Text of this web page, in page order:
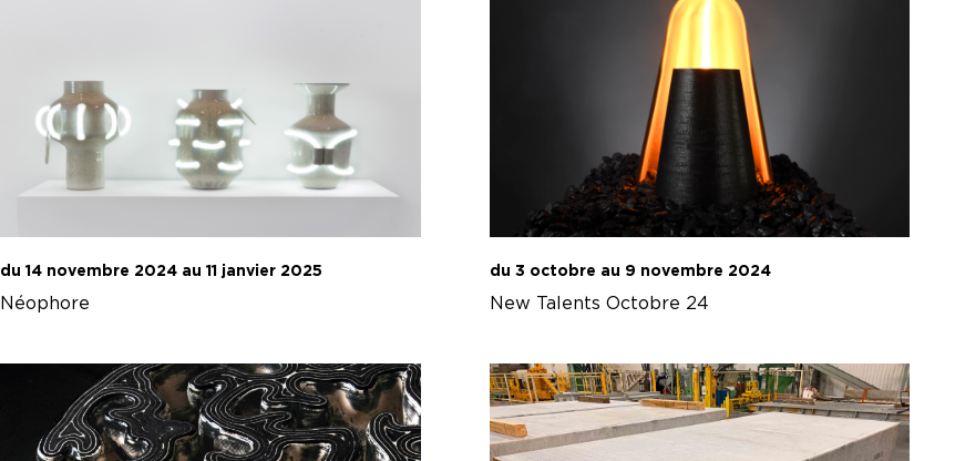
du 14 novembre 2024 au 11 janvier 2025
Néophore
du 3 octobre au 9 novembre 2024
New Talents Octobre 24